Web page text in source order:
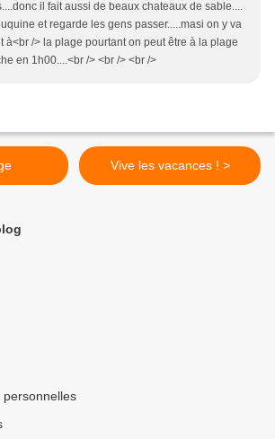
il fait aussi de beaux chateaux de sable....
et regarde les gens passer.....masi on y va
à<br /> la plage pourtant on peut être à la plage
en 1h00....<br /> <br /> <br />
Vive les vacances ! >